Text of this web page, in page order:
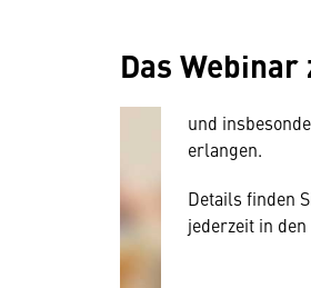
Das Geräten und
und
erlangen.
Details finden
jederzeit in